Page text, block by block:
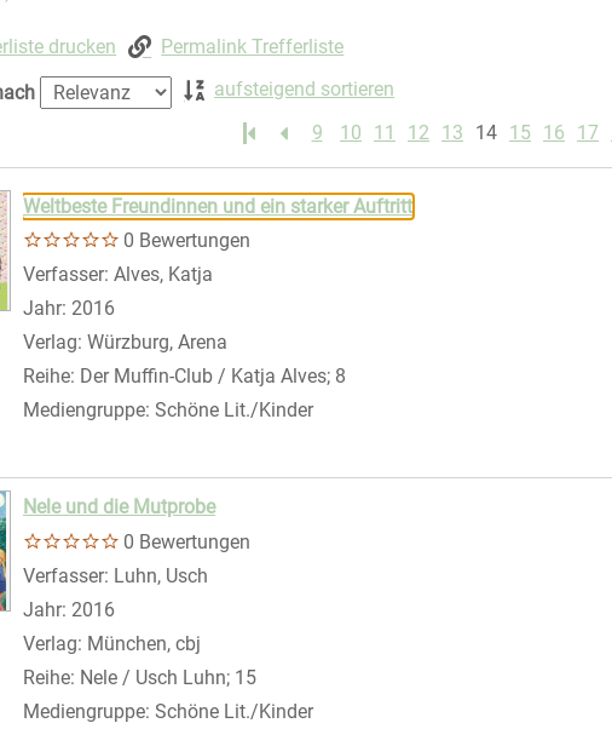
anzeigen
drucken
Permalink Trefferliste
aufsteigend sortieren
9
10 11 12 13 14 15 16 17
springen
Weltbeste Freundinnen und ein starker Auftritt
0 Bewertungen
Verfasser: Alves, Katja
Jahr: 2016
Verlag: Würzburg, Arena
Reihe: Der Muffin-Club / Katja Alves; 8
Mediengruppe: Schöne Lit./Kinder
Nele und die Mutprobe
0 Bewertungen
Verfasser: Luhn, Usch
Jahr: 2016
Verlag: München, cbj
Reihe: Nele / Usch Luhn; 15
Mediengruppe: Schöne Lit./Kinder